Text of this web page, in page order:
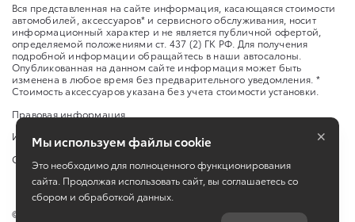
Вся представленная на сайте информация, касающаяся стоимости
автомобилей, аксессуаров* и сервисного обслуживания, носит
информационный характер и не является публичной офертой,
определяемой положениями ст. 437 (2) ГК РФ. Для получения
подробной информации обращайтесь в наши автосалоны.
Опубликованная на данном сайте информация может быть
изменена в любое время без предварительного уведомления. *
Стоимость аксессуаров указана без учета стоимости установки.
Правовая информация
Изменить настройку cookies
Сбросить cookie
©
Мы используем файлы cookie
Это необходимо для полноценного функционирования
сайта. Продолжая использовать сайт, вы соглашаетесь со
сбором и обработкой данных.
×